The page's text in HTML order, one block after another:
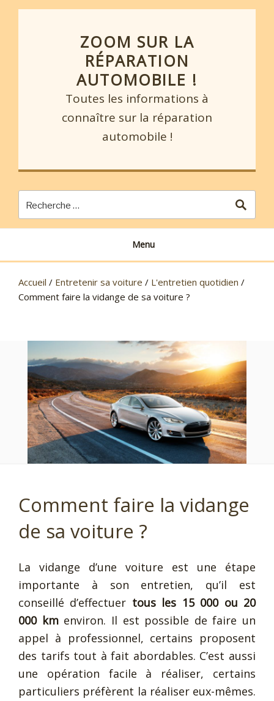
ZOOM SUR LA
RÉPARATION
AUTOMOBILE !
Toutes les informations à
connaître sur la réparation
automobile !
Menu
Accueil / Entretenir sa voiture / L'entretien quotidien /
Comment faire la vidange de sa voiture ?
Comment faire la vidange
de sa voiture ?
La vidange d’une voiture est une étape
importante à son entretien, qu’il est
conseillé d’effectuer tous les 15 000 ou 20
000 kmenviron. Il est possible de faire un
appel à professionnel, certains proposent
des tarifs tout à fait abordables. C’est aussi
une opération facile à réaliser, certains
particuliers préfèrent la réaliser eux-mêmes.